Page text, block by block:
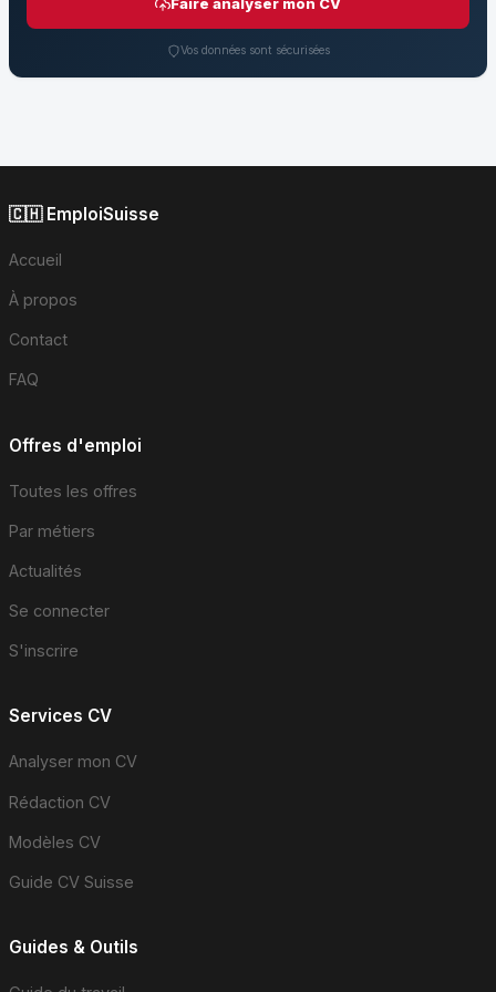
Faire analyser mon CV
Vos données sont sécurisées
🇨🇭 EmploiSuisse
Accueil
À propos
Contact
FAQ
Offres d'emploi
Toutes les offres
Par métiers
Actualités
Se connecter
S'inscrire
Services CV
Analyser mon CV
Rédaction CV
Modèles CV
Guide CV Suisse
Guides & Outils